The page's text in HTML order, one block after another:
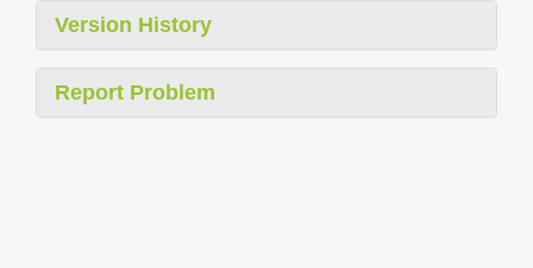
Version History
Report Problem